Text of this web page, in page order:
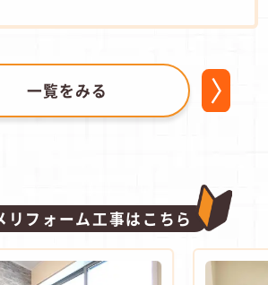
一覧をみる
リフォーム工事はこちら